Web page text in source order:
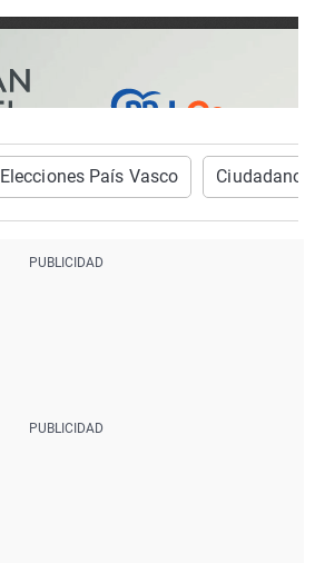
Elecciones País Vasco Ciudadanos